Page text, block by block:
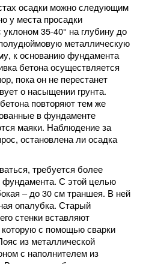
осадки можно следующим
у места просадки
35-40° на глубину до
металлическую
к основанию фундамента
бетона осуществляется
пока он не перестанет
о насыщении грунта.
повторяют тем же
в фундаменте
маяки. Наблюдение за
остановлена ли осадка
требуется более
фундамента. С этой целью
– до 30 см траншея. В ней
опалубка. Старый
стенки вставляют
с помощью сварки
из металлической
с наполнителем из